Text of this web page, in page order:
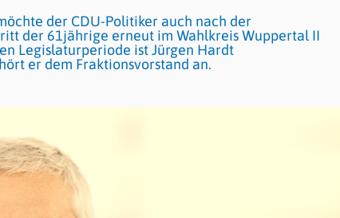
der CDU-Politiker auch nach der
der 61jährige erneut im Wahlkreis Wuppertal II
Legislaturperiode ist Jürgen Hardt
er dem Fraktionsvorstand an.